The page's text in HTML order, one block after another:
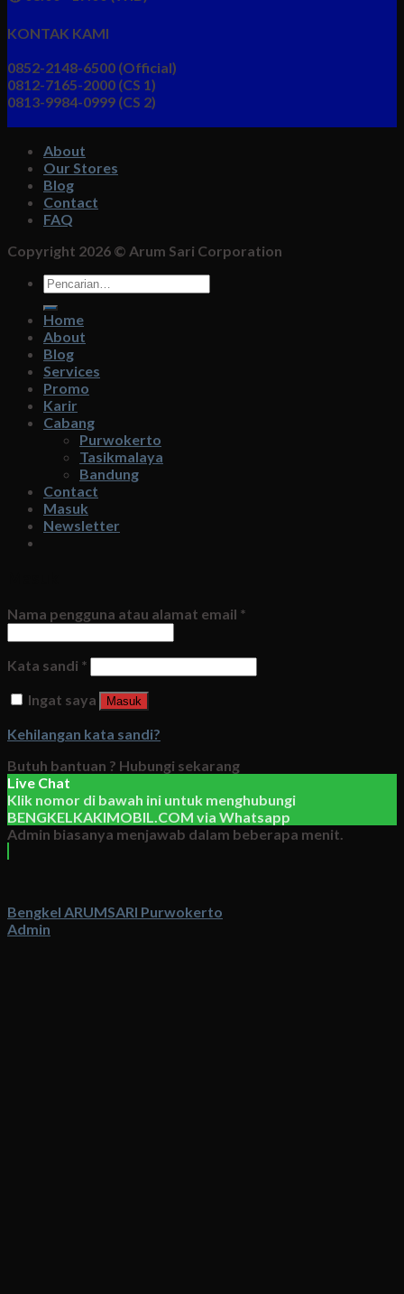
KONTAK KAMI
0852-2148-6500 (Official)
0812-7165-2000 (CS 1)
0813-9984-0999 (CS 2)
About
Our Stores
Blog
Contact
FAQ
Copyright 2026 © Arum Sari Corporation
Pencarian
untuk:
Home
About
Blog
Services
Promo
Karir
Cabang
Purwokerto
Tasikmalaya
Bandung
Contact
Masuk
Newsletter
Nama pengguna atau alamat email *
Kata sandi *
Ingat saya
Masuk
Kehilangan kata sandi?
Butuh bantuan ? Hubungi sekarang
Live Chat
Klik nomor di bawah ini untuk menghubungi
BENGKELKAKIMOBIL.COM via Whatsapp
Admin biasanya menjawab dalam beberapa menit.
Bengkel ARUMSARI Purwokerto
Admin